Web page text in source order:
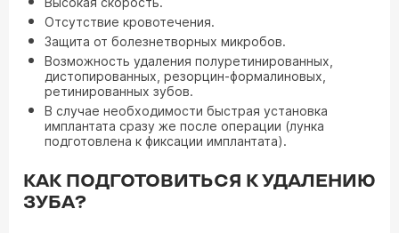
Отсутствие кровотечения.
Защита от болезнетворных микробов.
Возможность удаления полуретинированных,
дистопированных, резорцин-формалиновых,
ретинированных зубов.
В случае необходимости быстрая установка
имплантата сразу же после операции (лунка
подготовлена к фиксации имплантата).
КАК ПОДГОТОВИТЬСЯ К УДАЛЕНИЮ
ЗУБА?